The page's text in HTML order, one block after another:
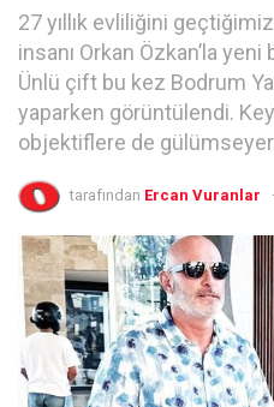
27 yıllık evliliğini
insanı Orkan Özkan’la yeni
Ünlü çift bu kez Bodrum
yaparken görüntülendi.
objektiflere de
tarafından Ercan Vuranlar